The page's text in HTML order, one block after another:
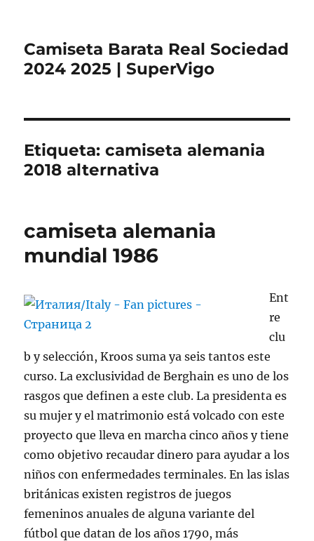
Camiseta Barata Real Sociedad
2024 2025 | SuperVigo
Etiqueta:camiseta alemania
2018 alternativa
camiseta alemania
mundial 1986
Ent
re
clu
b y selección, Kroos suma ya seis tantos este
curso. La exclusividad de Berghain es uno de los
rasgos que definen a este club. La presidenta es
su mujer y el matrimonio está volcado con este
proyecto que lleva en marcha cinco años y tiene
como objetivo recaudar dinero para ayudar a los
niños con enfermedades terminales. En las islas
británicas existen registros de juegos
femeninos anuales de alguna variante del
fútbol que datan de los años 1790, más